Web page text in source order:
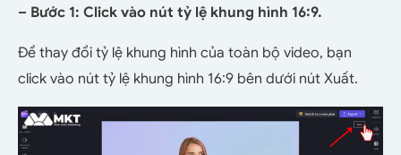
– Bước 1: Click vào nút tỷ lệ khung hình 16:9.
Để thay đổi tỷ lệ khung hình của toàn bộ video, bạn
click vào nút tỷ lệ khung hình 16:9 bên dưới nút Xuất.